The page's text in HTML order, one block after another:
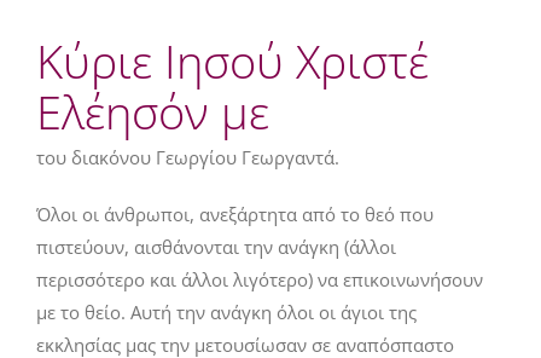
Κύριε Ιησού Χριστέ
Ελέησόν με
του διακόνου Γεωργίου Γεωργαντά.
Όλοι οι άνθρωποι, ανεξάρτητα από το θεό που
πιστεύουν, αισθάνονται την ανάγκη (άλλοι
περισσότερο και άλλοι λιγότερο) να επικοινωνήσουν
με το θείο. Αυτή την ανάγκη όλοι οι άγιοι της
εκκλησίας μας την μετουσίωσαν σε αναπόσπαστο